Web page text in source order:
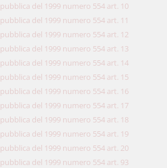
del 1999 numero 554 art. 10
del 1999 numero 554 art. 11
del 1999 numero 554 art. 12
del 1999 numero 554 art. 13
del 1999 numero 554 art. 14
del 1999 numero 554 art. 15
del 1999 numero 554 art. 16
del 1999 numero 554 art. 17
del 1999 numero 554 art. 18
del 1999 numero 554 art. 19
del 1999 numero 554 art. 20
del 1999 numero 554 art. 93